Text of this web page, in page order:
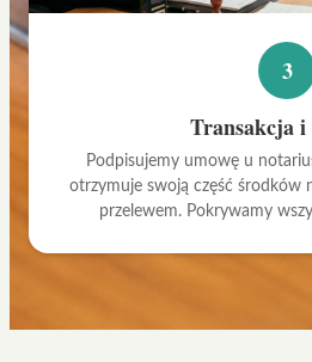
3
Transakcja i
Podpisujemy umowę u
otrzymuje swoją część środków
przelewem. Pokrywamy